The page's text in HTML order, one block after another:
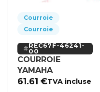
Courroie
Courroie
REC67F-46241-
00
COURROIE
YAMAHA
61.61€TVA incluse